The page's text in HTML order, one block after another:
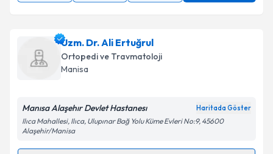
Uzm. Dr. Ali Ertuğrul
Ortopedi ve Travmatoloji
Manisa
Manısa Alaşehır Devlet Hastanesı Haritada Göster
Ilıca Mahallesi, Ilıca, Ulupınar Bağ Yolu Küme Evleri No:9, 45600
Alaşehir/Manisa